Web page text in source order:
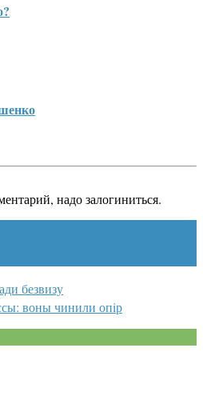
надо залогиниться.
безвизу
воны чинили опiр